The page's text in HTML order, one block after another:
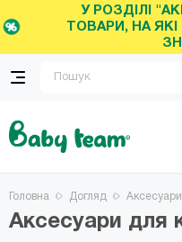
У РОЗДІЛІ
ТОВАРИ, НА ЯКІ
Головна Догляд
Аксесуари для